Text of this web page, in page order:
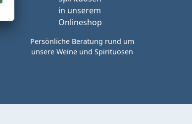
Persönliche Beratung rund um
unsere Weine und Spirituosen